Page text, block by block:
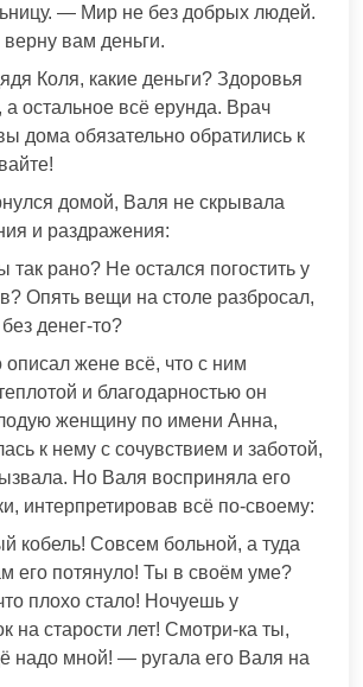
— Мир не без добрых людей.
вам деньги.
Коля, какие деньги? Здоровья
остальное всё ерунда. Врач
дома обязательно обратились к
домой, Валя не скрывала
и раздражения:
так рано? Не остался погостить у
Опять вещи на столе разбросал,
денег-то?
описал жене всё, что с ним
и благодарностью он
женщину по имени Анна,
к нему с сочувствием и заботой,
Но Валя восприняла его
интерпретировав всё по-своему:
кобель! Совсем больной, а туда
его потянуло! Ты в своём уме?
плохо стало! Ночуешь у
на старости лет! Смотри-ка ты,
надо мной! — ругала его Валя на